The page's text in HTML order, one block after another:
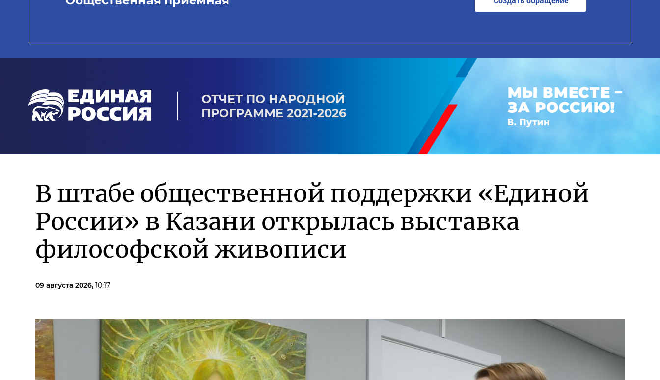
ОТЧЕТ ПО НАРОДНОЙ
ПРОГРАММЕ 2021-2026
В штабе общественной поддержки «Единой
России» в Казани открылась выставка
философской живописи
09 августа 2026, 10:17